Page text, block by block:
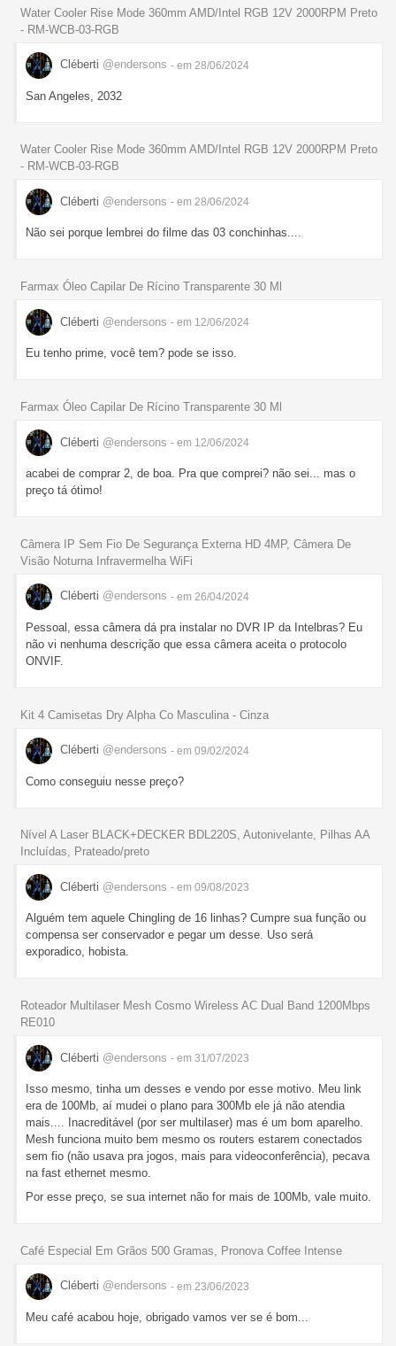
Water Cooler Rise Mode 360mm AMD/Intel RGB 12V 2000RPM Preto
- RM-WCB-03-RGB
Cléberti @endersons - em 28/06/2024
San Angeles, 2032
Water Cooler Rise Mode 360mm AMD/Intel RGB 12V 2000RPM Preto
- RM-WCB-03-RGB
Cléberti @endersons - em 28/06/2024
Não sei porque lembrei do filme das 03 conchinhas....
Farmax Óleo Capilar De Rícino Transparente 30 Ml
Cléberti @endersons - em 12/06/2024
Eu tenho prime, você tem? pode se isso.
Farmax Óleo Capilar De Rícino Transparente 30 Ml
Cléberti @endersons - em 12/06/2024
acabei de comprar 2, de boa. Pra que comprei? não sei... mas o
preço tá ótimo!
Câmera IP Sem Fio De Segurança Externa HD 4MP, Câmera De
Visão Noturna Infravermelha WiFi
Cléberti @endersons - em 26/04/2024
Pessoal, essa câmera dá pra instalar no DVR IP da Intelbras? Eu
não vi nenhuma descrição que essa câmera aceita o protocolo
ONVIF.
Kit 4 Camisetas Dry Alpha Co Masculina - Cinza
Cléberti @endersons - em 09/02/2024
Como conseguiu nesse preço?
Nível A Laser BLACK+DECKER BDL220S, Autonivelante, Pilhas AA
Incluídas, Prateado/preto
Cléberti @endersons - em 09/08/2023
Alguém tem aquele Chingling de 16 linhas? Cumpre sua função ou
compensa ser conservador e pegar um desse. Uso será
exporadico, hobista.
Roteador Multilaser Mesh Cosmo Wireless AC Dual Band 1200Mbps
RE010
Cléberti @endersons - em 31/07/2023
Isso mesmo, tinha um desses e vendo por esse motivo. Meu link
era de 100Mb, aí mudei o plano para 300Mb ele já não atendia
mais.... Inacreditável (por ser multilaser) mas é um bom aparelho.
Mesh funciona muito bem mesmo os routers estarem conectados
sem fio (não usava pra jogos, mais para videoconferência), pecava
na fast ethernet mesmo.
Por esse preço, se sua internet não for mais de 100Mb, vale muito.
Café Especial Em Grãos 500 Gramas, Pronova Coffee Intense
Cléberti @endersons - em 23/06/2023
Meu café acabou hoje, obrigado vamos ver se é bom...